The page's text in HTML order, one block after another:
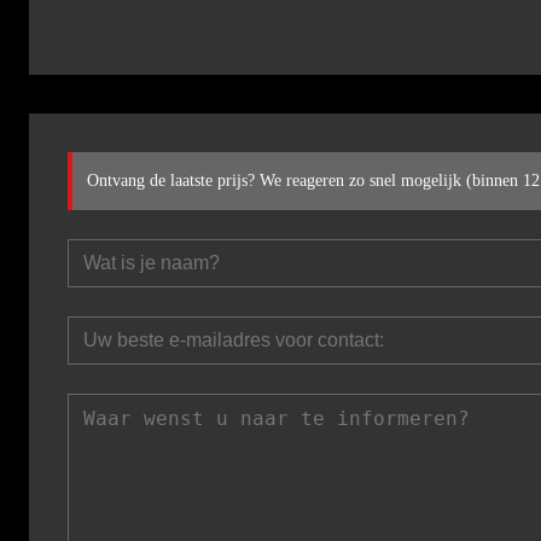
Ontvang de laatste prijs? We reageren zo snel mogelijk (binnen